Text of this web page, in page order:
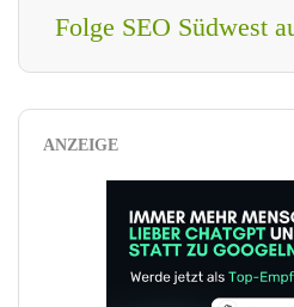
Folge SEO Südwest
ANZEIGE